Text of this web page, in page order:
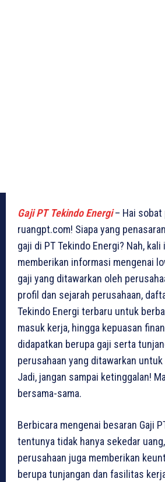
Gaji PT Tekindo Energi– Hai sobat
ruangpt.com! Siapa yang
gaji di PT Tekindo Energi? Nah, kali
memberikan informasi mengenai
gaji yang ditawarkan oleh
profil dan sejarah perusahaan,
Tekindo Energi terbaru untuk
masuk kerja, hingga kepuasan
didapatkan berupa gaji serta
perusahaan yang ditawarkan untuk
Jadi, jangan sampai ketinggalan!
bersama-sama.
Berbicara mengenai besaran Gaji
tentunya tidak hanya sekedar
perusahaan juga memberikan
berupa tunjangan dan fasilitas